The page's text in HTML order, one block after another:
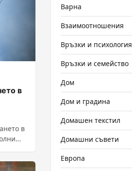
в
в
Варна
Взаимоотношения
Връзки и психология
Връзки и семейство
Дом
Дом и градина
Домашен текстил
Домашни съвети
Европа